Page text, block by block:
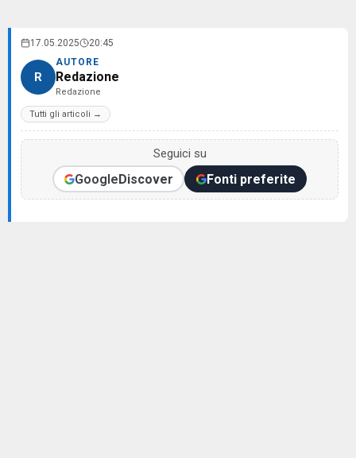
17.05.2025 20:45
R
AUTORE
Redazione
Redazione
Tutti gli articoli →
Seguici su
GoogleDiscover Fonti preferite